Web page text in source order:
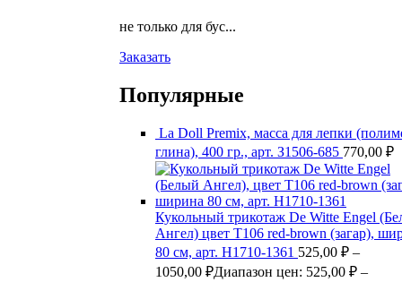
не только для бус...
Заказать
Популярные
La Doll Premix, масса для лепки
глина), 400 гр., арт. З1506-685 770,00 ₽
Кукольный трикотаж De Witte Engel
Ангел) цвет Т106 red-brown (загар),
80 см, арт. Н1710-1361 525,00 ₽ –
1050,00 ₽Диапазон цен: 525,00 ₽ –